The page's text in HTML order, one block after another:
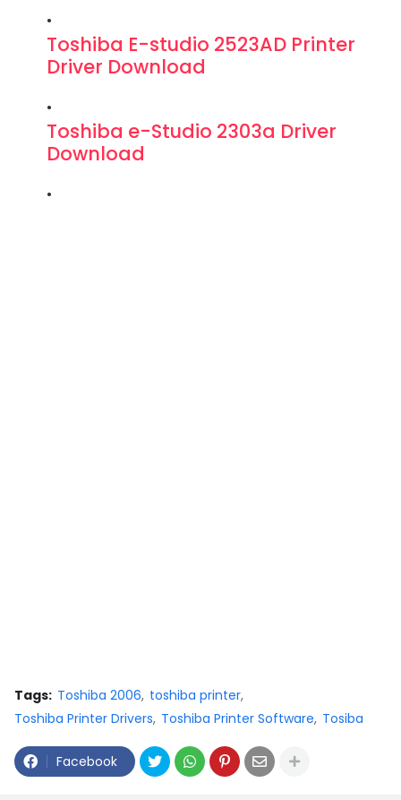
Toshiba E-studio 2523AD Printer
Driver Download
Toshiba e-Studio 2303a Driver
Download
Tags: Toshiba 2006 toshiba printer
Toshiba Printer Drivers Toshiba Printer Software Tosiba
Facebook